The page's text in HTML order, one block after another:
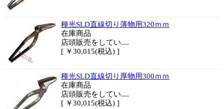
種光SLD直線切り薄物用320ｍｍ
在庫商品
店頭販売をしてい....
[ ￥30,015(税込) ]
種光SLD直線切り厚物用300ｍｍ
在庫商品
店頭販売をしてい....
[ ￥30,015(税込) ]